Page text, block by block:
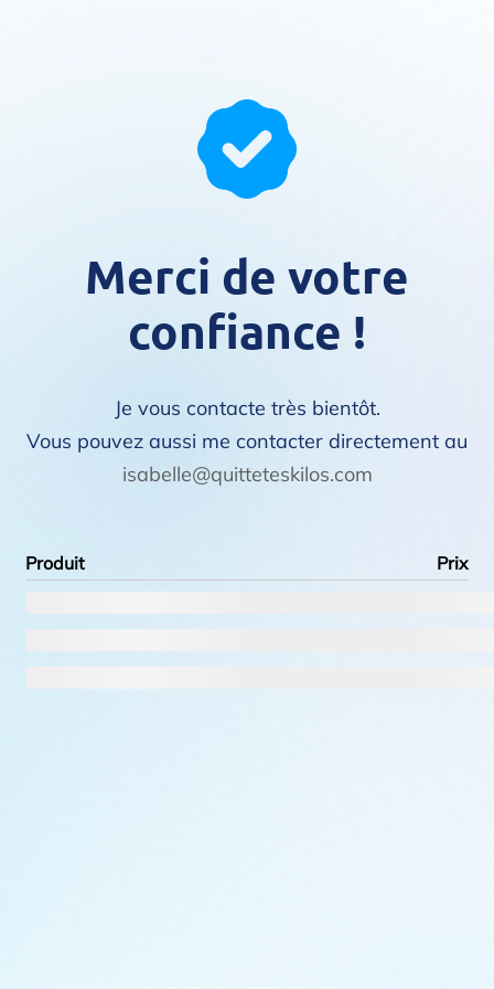
Merci de votre
confiance !
Je vous contacte très bientôt.
Vous pouvez aussi me contacter directement au
isabelle@quitteteskilos.com
Produit Prix